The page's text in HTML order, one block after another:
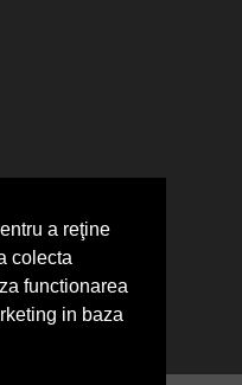
a reţine
colecta
functionarea
in baza